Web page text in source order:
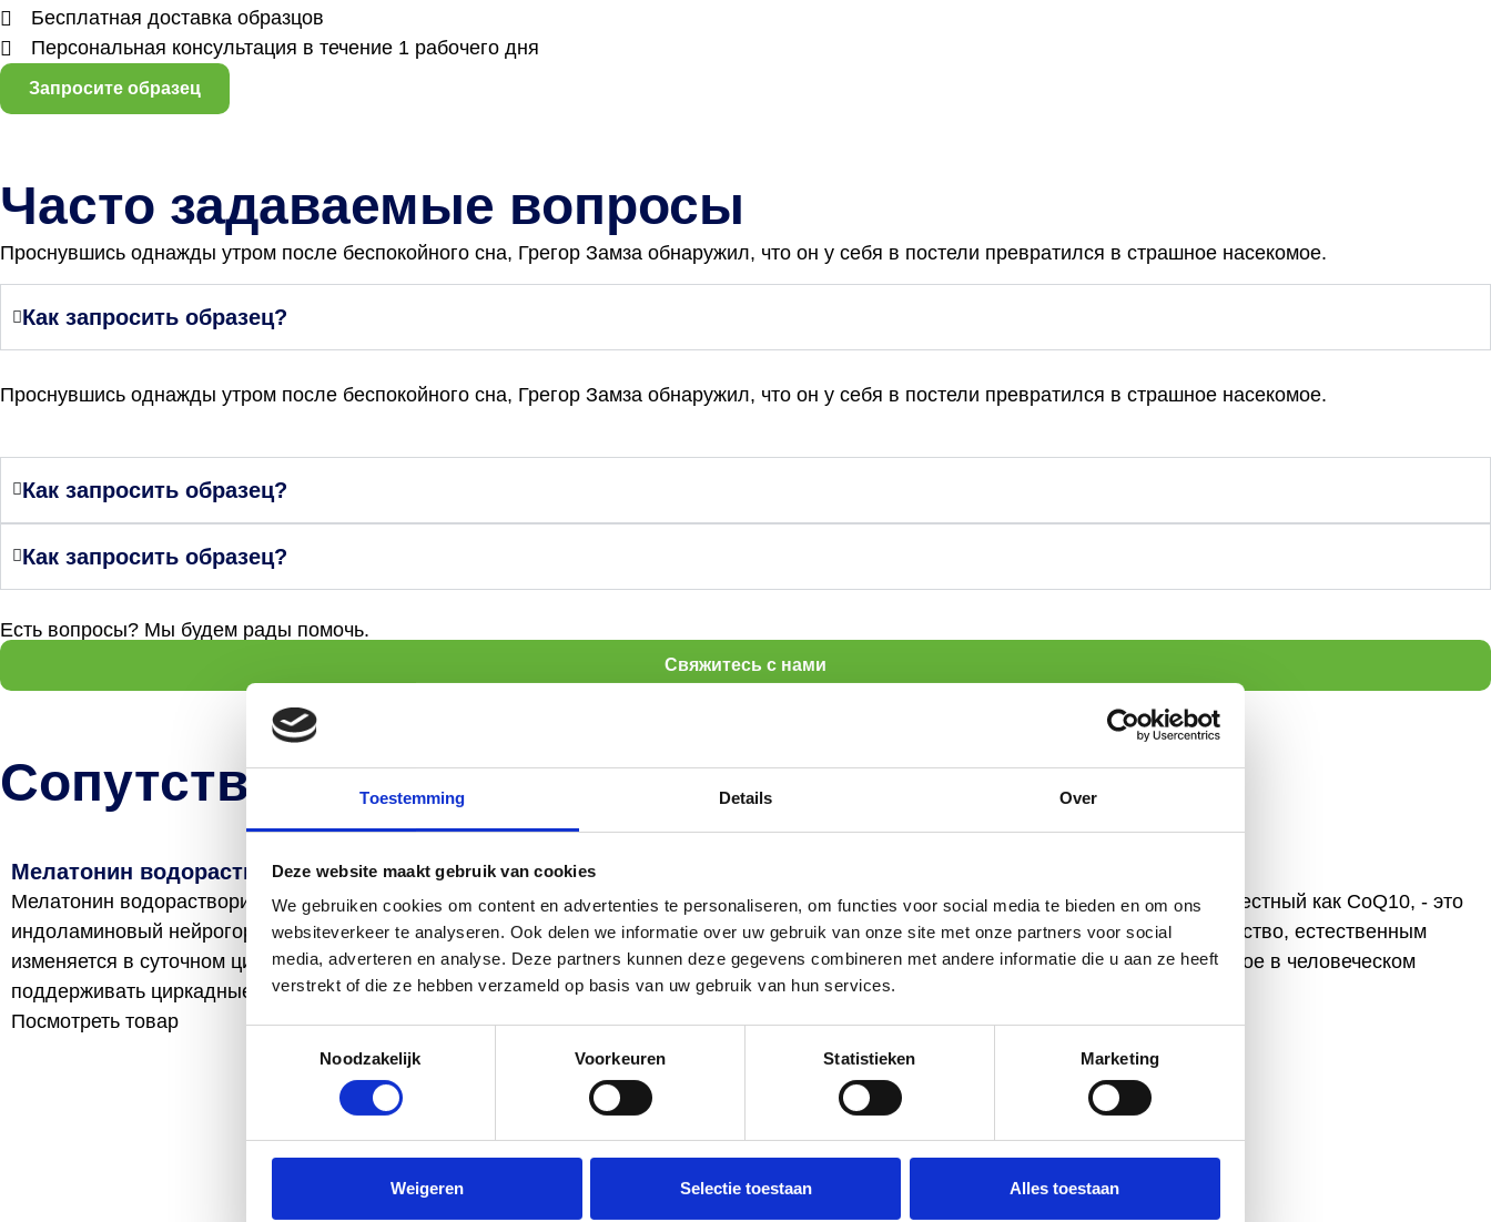
Toestemming Details Over
Deze website maakt gebruik van cookies
We gebruiken cookies om content en advertenties te personaliseren, om functies voor social media te bieden en om ons
websiteverkeer te analyseren. Ook delen we informatie over uw gebruik van onze site met onze partners voor social
media, adverteren en analyse. Deze partners kunnen deze gegevens combineren met andere informatie die u aan ze heeft
verstrekt of die ze hebben verzameld op basis van uw gebruik van hun services.
Noodzakelijk
Voorkeuren Statistieken Marketing
Weigeren Selectie toestaan Alles toestaan
Бесплатная доставка образцов
Персональная консультация в течение 1 рабочего дня
Запросите образец
Часто задаваемые вопросы
Проснувшись однажды утром после беспокойного сна, Грегор Замза обнаружил, что он у себя в постели превратился в страшное насекомое.
Как запросить образец?
Проснувшись однажды утром после беспокойного сна, Грегор Замза обнаружил, что он у себя в постели превратился в страшное насекомое.
Как запросить образец?
Как запросить образец?
Есть вопросы? Мы будем рады помочь.
Свяжитесь с нами
Сопутствующие товары
Мелатонин водорастворимый
Мелатонин водорастворимый - это
индоламиновый нейрогормон, уровень которого
изменяется в суточном цикле, что позволяет
поддерживать циркадные ритмы...
Посмотреть товар
Q10 Водорастворимый
Водорастворимый коэнзим Q10, также известный
как CoQ10, - это вариант вещества,
встречающегося в человеческом организме в
естественном...
Посмотреть товар
Коэнзим Q10, также известный как CoQ10, - это
жирорастворимое вещество, естественным
образом вырабатываемое в человеческом
Посмотреть товар